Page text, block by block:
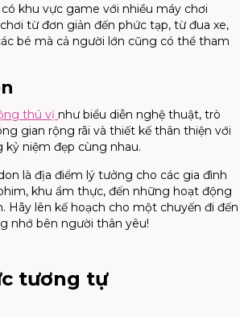
khu vực game với nhiều máy chơi
từ đơn giản đến phức tạp, từ đua xe,
bé mà cả người lớn cũng có thể tham
thú vị như biểu diễn nghệ thuật, trò
gian rộng rãi và thiết kế thân thiện với
niệm đẹp cùng nhau.
là địa điểm lý tưởng cho các gia đình
khu ẩm thực, đến những hoạt động
Hãy lên kế hoạch cho một chuyến đi đến
nhớ bên người thân yêu!
tương tự